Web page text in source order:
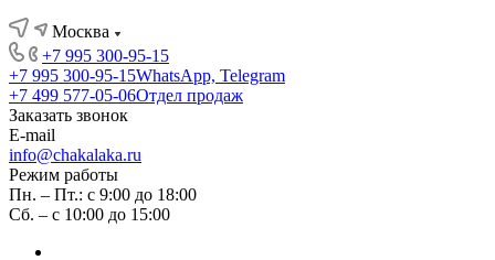
Москва
+7 995 300-95-15
+7 995 300-95-15WhatsApp, Telegram
+7 499 577-05-06Отдел продаж
Заказать звонок
E-mail
info@chakalaka.ru
Режим работы
Пн. – Пт.: с 9:00 до 18:00
Сб. – с 10:00 до 15:00